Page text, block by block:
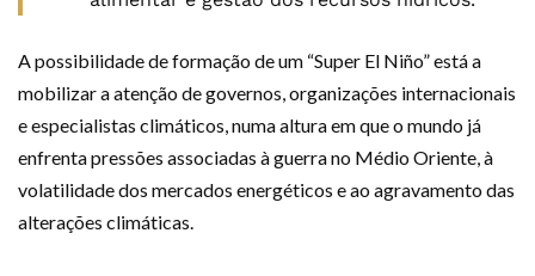
A possibilidade de formação de um “Super El Niño” está a
mobilizar a atenção de governos, organizações internacionais
e especialistas climáticos, numa altura em que o mundo já
enfrenta pressões associadas à guerra no Médio Oriente, à
volatilidade dos mercados energéticos e ao agravamento das
alterações climáticas.